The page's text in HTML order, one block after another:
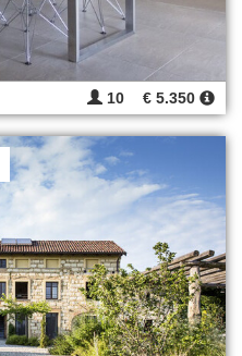
10 € 5.350